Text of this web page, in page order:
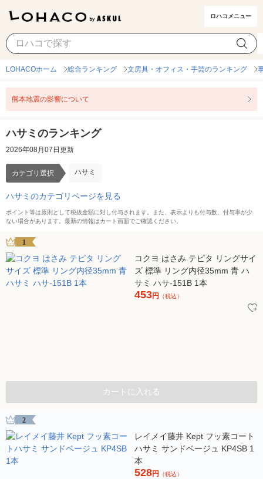
ロハコメニュー
ハサミ カテゴリ選択
LOHACOホーム 総合ランキング 文房具・オフィス・手芸のランキング
熊本地震の影響について
ハサミのランキング
2026年08月07日更新
カテゴリ選択 ハサミ
ハサミのカテゴリページを見る
ポイント等は原則として税抜金額に対し付与されます。また、表示よりも付与数、付与率が少
ない場合があります。最新の情報はカート画面でご確認ください。
1
コクヨ はさみ テピタ リングサイ
ズ 標準 リング内径35mm 青 ハ
サミ ハサ-151B 1本
453円 （税込）
カートに入れる
2
レイメイ藤井 Kept フッ素コート
ハサミ サンドベージュ KP4SB 1
本
528円 （税込）